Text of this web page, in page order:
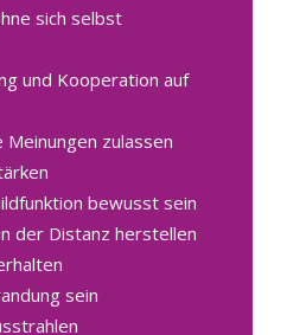
sich selbst
und Kooperation auf
zulassen
bewusst sein
der Distanz herstellen
sein